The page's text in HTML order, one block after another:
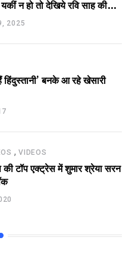
न हो तो देखिये रवि साह की
2025
बनके आ रहे खेसारी
, VIDEOS
टॉप एक्ट्रेस में शुमार श्रेया सरन